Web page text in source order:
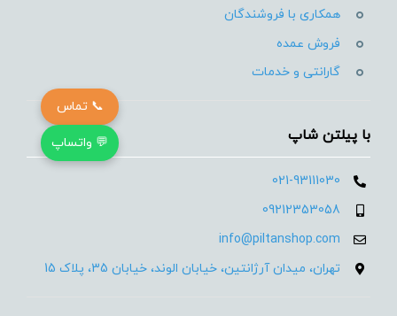
همکاری با فروشندگان
فروش عمده
گارانتی و خدمات
با پیلتن شاپ
021-93111030
09212353058
info@piltanshop.com
تهران، میدان آرژانتین، خیابان الوند، خیابان 35، پلاک 15
📞 تماس
💬 واتساپ